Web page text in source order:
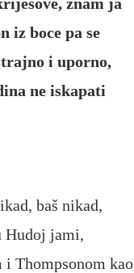
iz boce pa se
i uporno,
ne iskapati
baš nikad,
Hudoj jami,
Thompsonom kao